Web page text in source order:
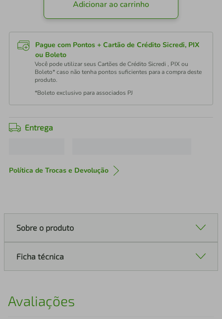
Adicionar ao carrinho
Pague com Pontos + Cartão de Crédito Sicredi, PIX
ou Boleto
Você pode utilizar seus Cartões de Crédito Sicredi , PIX ou
Boleto* caso não tenha pontos suficientes para a compra deste
produto.
*Boleto exclusivo para associados PJ
Entrega
Política de Trocas e Devolução
Sobre o produto
Ficha técnica
Avaliações